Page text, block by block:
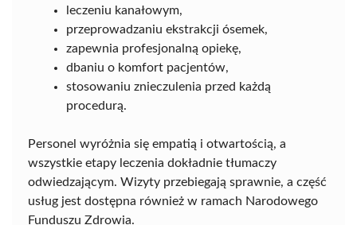
leczeniu kanałowym,
przeprowadzaniu ekstrakcji ósemek,
zapewnia profesjonalną opiekę,
dbaniu o komfort pacjentów,
stosowaniu znieczulenia przed każdą
procedurą.
Personel wyróżnia się empatią i otwartością, a
wszystkie etapy leczenia dokładnie tłumaczy
odwiedzającym. Wizyty przebiegają sprawnie, a część
usług jest dostępna również w ramach Narodowego
Funduszu Zdrowia.